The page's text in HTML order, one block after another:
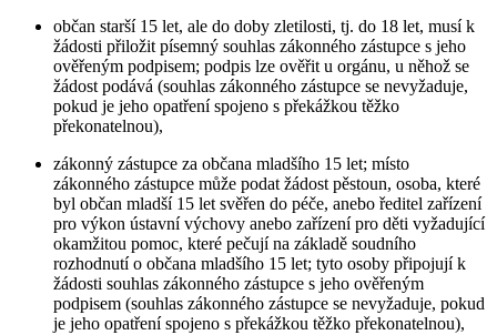
občan starší 15 let, ale do doby zletilosti, tj. do 18 let, musí k
žádosti přiložit písemný souhlas zákonného zástupce s jeho
ověřeným podpisem; podpis lze ověřit u orgánu, u něhož se
žádost podává (souhlas zákonného zástupce se nevyžaduje,
pokud je jeho opatření spojeno s překážkou těžko
překonatelnou),
zákonný zástupce za občana mladšího 15 let; místo
zákonného zástupce může podat žádost pěstoun, osoba, které
byl občan mladší 15 let svěřen do péče, anebo ředitel zařízení
pro výkon ústavní výchovy anebo zařízení pro děti vyžadující
okamžitou pomoc, které pečují na základě soudního
rozhodnutí o občana mladšího 15 let; tyto osoby připojují k
žádosti souhlas zákonného zástupce s jeho ověřeným
podpisem (souhlas zákonného zástupce se nevyžaduje, pokud
je jeho opatření spojeno s překážkou těžko překonatelnou),